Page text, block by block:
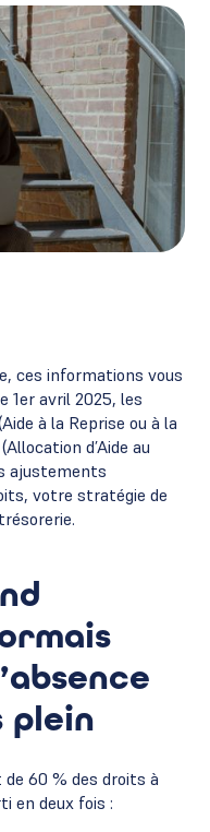
ces informations vous
1er avril 2025, les
à la Reprise ou à la
d’Aide au
ajustements
votre stratégie de
plein
de 60 % des droits à
en deux fois :